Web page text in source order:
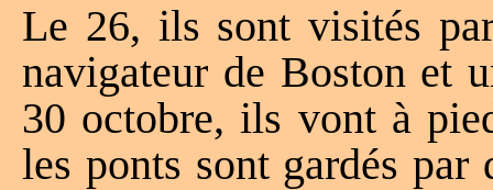
Le 26, ils sont visités
navigateur de Boston et
30 octobre, ils vont à
les ponts sont gardés